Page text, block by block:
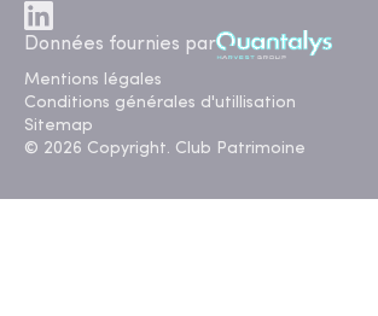
Données fournies par
Mentions légales
Conditions générales d'utillisation
Sitemap
© 2026 Copyright. Club Patrimoine